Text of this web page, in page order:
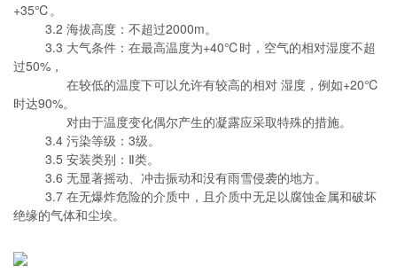
+35℃。
3.2 海拔高度：不超过2000m。
3.3 大气条件：在最高温度为+40℃时，空气的相对湿度不超
过50%，
在较低的温度下可以允许有较高的相对 湿度，例如+20℃
时达90%。
对由于温度变化偶尔产生的凝露应采取特殊的措施。
3.4 污染等级：3级。
3.5 安装类别：Ⅱ类。
3.6 无显著摇动、冲击振动和没有雨雪侵袭的地方。
3.7 在无爆炸危险的介质中，且介质中无足以腐蚀金属和破坏
绝缘的气体和尘埃。